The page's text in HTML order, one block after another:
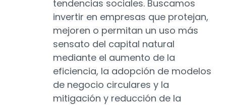
tendencias sociales. Buscamos
invertir en empresas que protejan,
mejoren o permitan un uso más
sensato del capital natural
mediante el aumento de la
eficiencia, la adopción de modelos
de negocio circulares y la
mitigación y reducción de la